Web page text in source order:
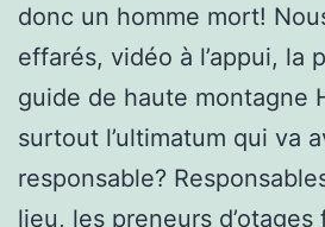
donc un homme mort!
effarés, vidéo à l’appui, la
guide de haute montagne
surtout l’ultimatum qui va
responsable?
lieu, les preneurs